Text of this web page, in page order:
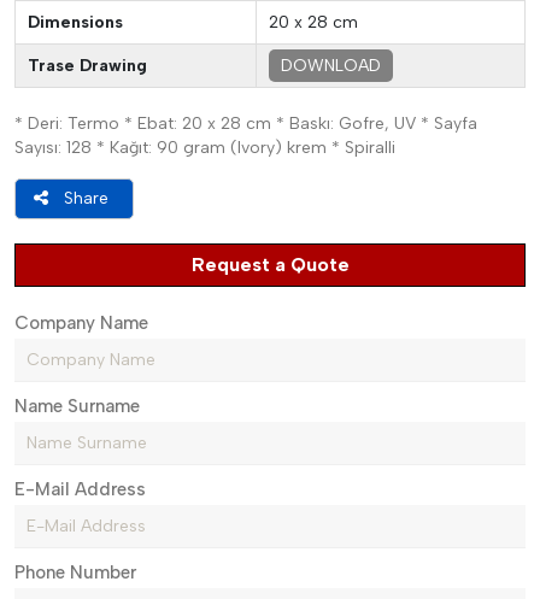
Dimensions 20 x 28 cm
Trase Drawing DOWNLOAD
* Deri: Termo * Ebat: 20 x 28 cm * Baskı: Gofre, UV * Sayfa
Sayısı: 128 * Kağıt: 90 gram (Ivory) krem * Spiralli
Share
Request a Quote
Company Name
Name Surname
E-Mail Address
Phone Number